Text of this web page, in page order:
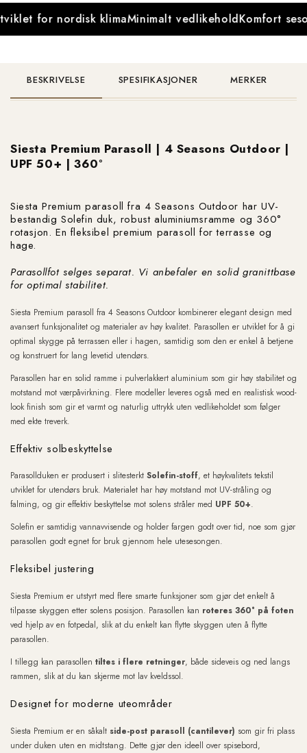
for nordisk klimaMinimalt vedlikeholdKomfort
BESKRIVELSE SPESIFIKASJONER MERKER
Siesta Premium Parasoll | 4 Seasons Outdoor |
UPF 50+ | 360°
Siesta Premium parasoll fra 4 Seasons Outdoor har UV-
bestandig Solefin duk, robust aluminiumsramme og 360°
rotasjon. En fleksibel premium parasoll for terrasse og
hage.
Parasollfot selges separat. Vi anbefaler en solid granittbase
for optimal stabilitet.
Siesta Premium parasoll fra 4 Seasons Outdoor kombinerer elegant design med
avansert funksjonalitet og materialer av høy kvalitet. Parasollen er utviklet for å gi
optimal skygge på terrassen eller i hagen, samtidig som den er enkel å betjene
og konstruert for lang levetid utendørs.
Parasollen har en solid ramme i pulverlakkert aluminium som gir høy stabilitet og
motstand mot værpåvirkning. Flere modeller leveres også med en realistisk wood-
look finish som gir et varmt og naturlig uttrykk uten vedlikeholdet som følger
med ekte treverk.
Effektiv solbeskyttelse
Parasollduken er produsert i slitesterkt Solefin-stoff, et høykvalitets tekstil
utviklet for utendørs bruk. Materialet har høy motstand mot UV-stråling og
falming, og gir effektiv beskyttelse mot solens stråler med UPF 50+.
Solefin er samtidig vannavvisende og holder fargen godt over tid, noe som gjør
parasollen godt egnet for bruk gjennom hele utesesongen.
Fleksibel justering
Siesta Premium er utstyrt med flere smarte funksjoner som gjør det enkelt å
tilpasse skyggen etter solens posisjon. Parasollen kan roteres 360° på foten
ved hjelp av en fotpedal, slik at du enkelt kan flytte skyggen uten å flytte
parasollen.
I tillegg kan parasollen tiltes i flere retninger, både sideveis og ned langs
rammen, slik at du kan skjerme mot lav kveldssol.
Designet for moderne uteområder
Siesta Premium er en såkalt side-post parasoll (cantilever) som gir fri plass
under duken uten en midtstang. Dette gjør den ideell over spisebord,